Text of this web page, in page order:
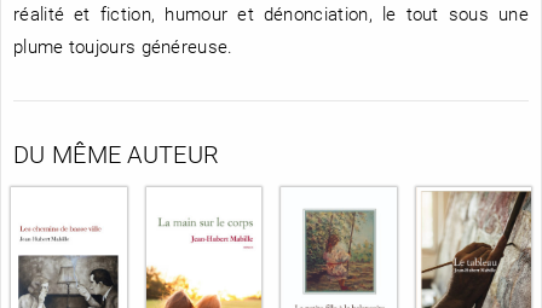
réalité et fiction, humour et dénonciation, le tout sous une
plume toujours généreuse.
DU MÊME AUTEUR